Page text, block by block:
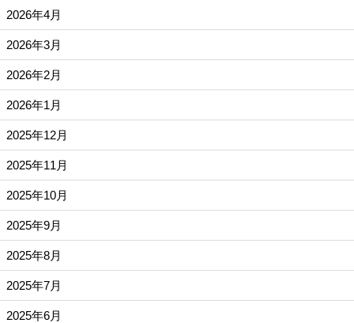
2026年4月
2026年3月
2026年2月
2026年1月
2025年12月
2025年11月
2025年10月
2025年9月
2025年8月
2025年7月
2025年6月